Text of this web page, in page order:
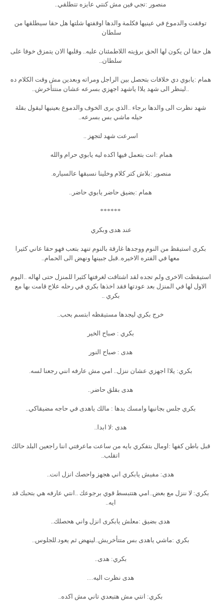
منصور :تجي فين مش كنتي عايزه تتطلقي..
توقفت والدموع في عينيها فكلمة والدها اوقفتها شلتها هل حقا سيطلقها من
سلطان
هل حقا لن يكون لها الحق برؤيته اللاطمئنان عليه.. وقلبها الان يتمزق خوفا على
سلطان..
همام :يابوي دي خلافات بتحصل بين الراجل ومراته وبعدين مش وقت الكلام ده
..لينظر الى شهد يلاا ياشهد اجهزي بسرعه عشان منتتأخرش..
شهد نظرت الى والدها برجاء ..الذي يرى الخوف والدموع بعينيها ليقول بقلة
حيله ماشي بس بسرعه..
اسرعت شهد لتجهز ..
همام :انت بتعمل فيها اكده ليه يابوي حرام والله
منصور :بلاش كتر كلام وخلينا نسبقها عالسياره.
همام :بضيق حاضر يابوي حاضر..
******
عند هدى وبكري
بكري استيقظ من النوم ووجدها غارقة بالنوم تنهد بتعب فهو حقا عاني كثيرا
معها في الفتره الاخيره..قبل جبينها ونهض الى الحمام..
استيقظت الاخرى ولم تجده لقد اشتاقت لغرفتها كثيرا للمنزل حتى لهاله ..اليوم
الاول لها في المنزل بعد عودتها فقد اخذها بكري في رحله علاج قامت بها مع
بكري ..
خرج بكري ليجدها مستيقظه ابتسم بحب..
بكري : صباح الخير
هدى : صباح النور
بكري: يلاا اجهزي عشان ننزل.. امي مش عارفه انني رجعنا لسه.
هدى بقلق حاضر..
بكري جلس بجانبها وامسك يدها : مالك ياهدى في حاجه مضيقاكي..
هدى :لا ابدا..
قبل باطن كفها :اومال بتفكري بايه من ساعت ماعرفتي اننا راجعين البلد حالك
اتقلب..
هدى: مفيش يابكري اني هجهز واحصك انزل انت..
بكري: لا ننزل مع بعض..امي هتتبسط قوي برجوعك ..انتي عارفه هي بتحبك قد
ايه..
هدى بضيق :معلش يابكرى انزل واني هحصلك..
بكري :ماشي ياهدى بس متتأخريش..لينهض ثم يعود.للجلوس..
بكري: هدى..
هدى نظرت اليه…
بكري: انتي مش هتبعدي تاني مش اكده..